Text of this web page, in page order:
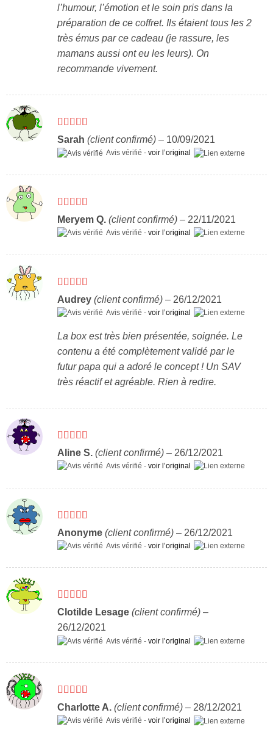
l’humour, l’émotion et le soin pris dans la
préparation de ce coffret. Ils étaient tous les 2
très émus par ce cadeau (je rassure, les
mamans aussi ont eu les leurs). On
recommande vivement.
Note5sur 5
Sarah (client confirmé) – 10/09/2021
Avis vérifié - voir l’original
Note5sur 5
Meryem Q. (client confirmé) – 22/11/2021
Avis vérifié - voir l’original
Note5sur 5
Audrey (client confirmé) – 26/12/2021
Avis vérifié - voir l’original
La box est très bien présentée, soignée. Le
contenu a été complètement validé par le
futur papa qui a adoré le concept ! Un SAV
très réactif et agréable. Rien à redire.
Note5 sur 5
Aline S. (client confirmé) – 26/12/2021
Avis vérifié - voir l’original
Note5sur 5
Anonyme (client confirmé) – 26/12/2021
Avis vérifié - voir l’original
Note5sur 5
Clotilde Lesage (client confirmé) –
26/12/2021
Avis vérifié - voir l’original
Note4
sur 5
Charlotte A. (client confirmé) – 28/12/2021
Avis vérifié - voir l’original